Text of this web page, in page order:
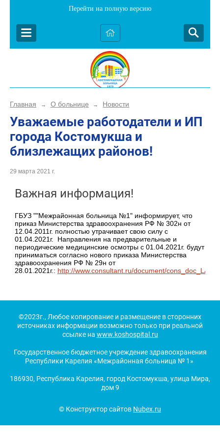
Перейти на полную версию
Главная → О больнице → Новости
Уважаемые работодатели и ИП
города Костомукша и
близлежащих районов!
29 марта 2021 г.
Важная информация!
ГБУЗ ""Межрайонная больница №1" информирует, что
приказ Министерства здравоохранения РФ № 302н от
12.04.2011г. полностью утрачивает свою силу с
01.04.2021г. Направления на предварительные и
периодические медицинские осмотры с 01.04.2021г. будут
приниматься согласно нового приказа Министерства
здравоохранения РФ № 29н от
28.01.2021г.: http://www.consultant.ru/document/
©2023г., Любое копирование и размещение в сторонних
источниках информации возможно только при реальной
ссылке на www.koshospital.ru
Государственное бюджетное учреждение здравоохранения
Республики Карелия «Межрайонная больница № 1»
186930, Республика Карелия, город Костомукша, улица Мира,
дом 9
© Конструктор сайтов Nubex.ru